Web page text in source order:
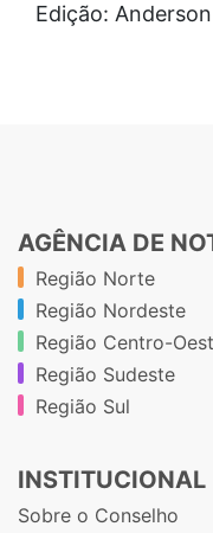
Edição:
AGÊNCIA DE
Região Norte
Região Nordeste
Região Centro-
Região Sudeste
Região Sul
INSTITUCIONAL
Sobre o Conselho